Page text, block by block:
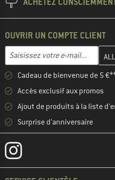
OUVRIR UN COMPTE CLIENT
Adresse e-mail
Entrez votre adresse e-mail ici
Cadeau de bienvenue de 5
Accès exclusif aux promos
Ajout de produits à la liste
Surprise d'anniversaire